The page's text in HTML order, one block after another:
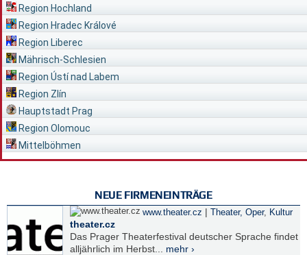
Region Hochland
Region Hradec Králové
Region Liberec
Mährisch-Schlesien
Region Ústí nad Labem
Region Zlín
Hauptstadt Prag
Region Olomouc
Mittelböhmen
NEUE FIRMENEINTRÄGE
www.theater.cz | Theater, Oper, Kultur
theater.cz
Das Prager Theaterfestival deutscher Sprache findet
alljährlich im Herbst... mehr ›